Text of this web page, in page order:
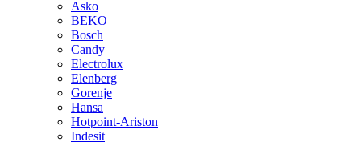
Asko
BEKO
Bosch
Candy
Electrolux
Elenberg
Gorenje
Hansa
Hotpoint-Ariston
Indesit